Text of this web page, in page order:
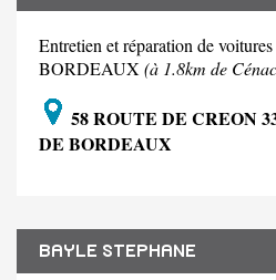
Entretien et réparation de
BORDEAUX (à 1.8km de
58 ROUTE DE CREON
DE BORDEAUX
BAYLE STEPHANE